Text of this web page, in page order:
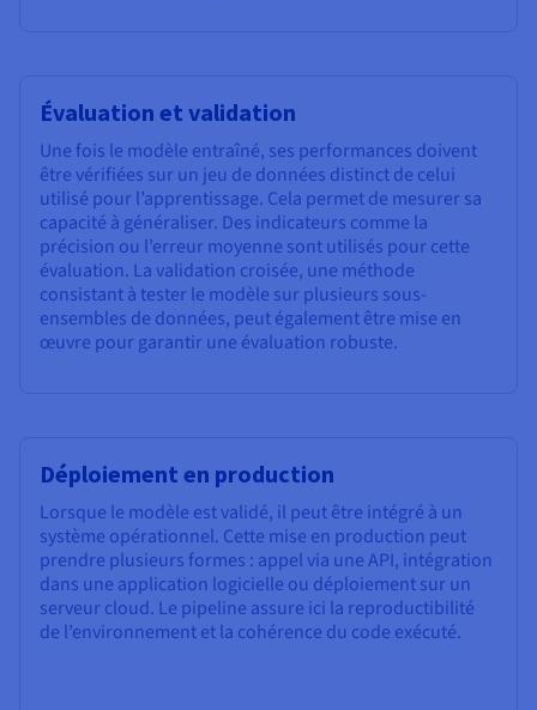
Évaluation et validation
Une fois le modèle entraîné, ses performances doivent
être vérifiées sur un jeu de données distinct de celui
utilisé pour l’apprentissage. Cela permet de mesurer sa
capacité à généraliser. Des indicateurs comme la
précision ou l’erreur moyenne sont utilisés pour cette
évaluation. La validation croisée, une méthode
consistant à tester le modèle sur plusieurs sous-
ensembles de données, peut également être mise en
œuvre pour garantir une évaluation robuste.
Déploiement en production
Lorsque le modèle est validé, il peut être intégré à un
système opérationnel. Cette mise en production peut
prendre plusieurs formes : appel via une API, intégration
dans une application logicielle ou déploiement sur un
serveur cloud. Le pipeline assure ici la reproductibilité
de l’environnement et la cohérence du code exécuté.